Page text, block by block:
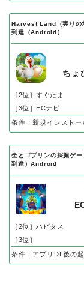
Harvest Land（実り
到達（Android）
ちょ
［2位］すぐたま
［3位］ECナビ
条件：新規インスト
金とゴブリンの採掘ゲ
到達）Android
［2位］ハピタス
［3位］
条件：アプリDL後の